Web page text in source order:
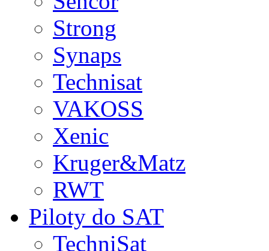
Strong
Synaps
Technisat
VAKOSS
Xenic
Kruger&Matz
RWT
Piloty do SAT
TechniSat